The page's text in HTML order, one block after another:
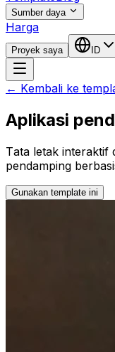
Sumber daya
Harga
Proyek saya ID
← Kembali ke
Aplikasi
Tata letak
pendamping
Gunakan template ini